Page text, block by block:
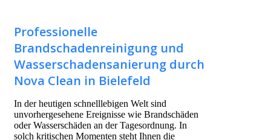
Professionelle
Brandschadenreinigung und
Wasserschadensanierung durch
Nova Clean in Bielefeld
In der heutigen schnelllebigen Welt sind
unvorhergesehene Ereignisse wie Brandschäden
oder Wasserschäden an der Tagesordnung. In
solch kritischen Momenten steht Ihnen die